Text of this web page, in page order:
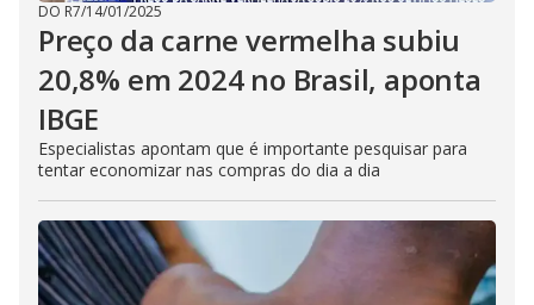
DO R7/14/01/2025
Preço da carne vermelha subiu
20,8% em 2024 no Brasil, aponta
IBGE
Especialistas apontam que é importante pesquisar para
tentar economizar nas compras do dia a dia